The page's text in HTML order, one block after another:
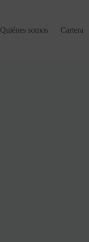
Quiénes somos Cartera